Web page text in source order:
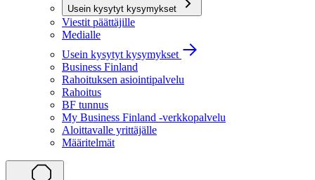
Usein kysytyt kysymykset
Viestit päättäjille
Medialle
Usein kysytyt kysymykset
Business Finland
Rahoituksen asiointipalvelu
Rahoitus
BF tunnus
My Business Finland -verkkopalvelu
Aloittavalle yrittäjälle
Määritelmät